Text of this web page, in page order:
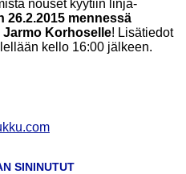
nouset kyytiin linja-
26.2.2015 mennessä
Jarmo Korhoselle! Lisätiedot
kello 16:00 jälkeen.
SININUTUT